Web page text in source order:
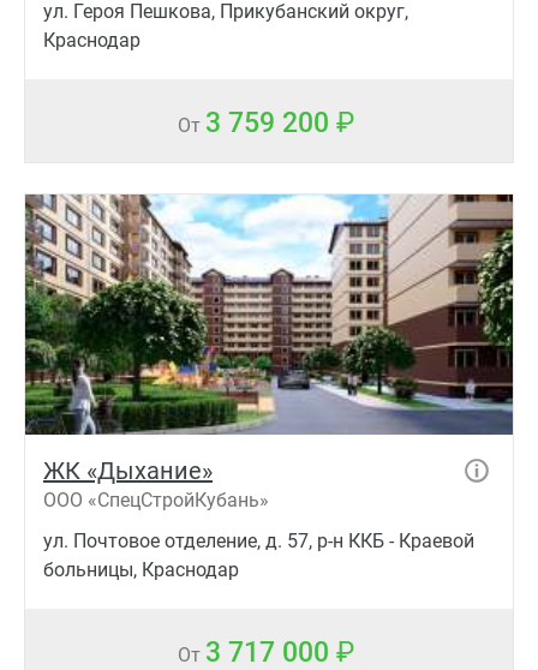
ул. Героя Пешкова, Прикубанский округ,
Краснодар
От 3 759 200
ЖК «Дыхание»
ООО «СпецСтройКубань»
ул. Почтовое отделение, д. 57, р-н ККБ - Краевой
больницы, Краснодар
От 3 717 000